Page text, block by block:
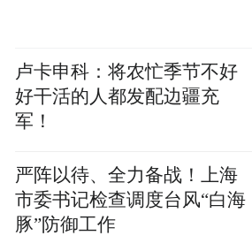
道
“特别声明：以上作品内容(包括在
频)为凤凰网旗下自媒体平台“大
布，本平台仅提供信息存储空间服
Notice: The content above
pictures and audios if any) is
by the user of Dafeng Hao,
卢卡申科：将农忙季节不好
好干活的人都发配边疆充
军！
严阵以待、全力备战！上海
市委书记检查调度台风“白海
豚”防御工作